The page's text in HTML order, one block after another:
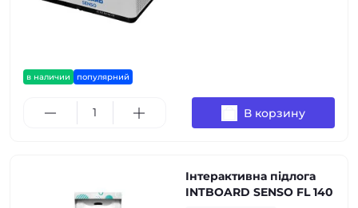
в наличии популярний
В корзину
Інтерактивна підлога
INTBOARD SENSO FL 140